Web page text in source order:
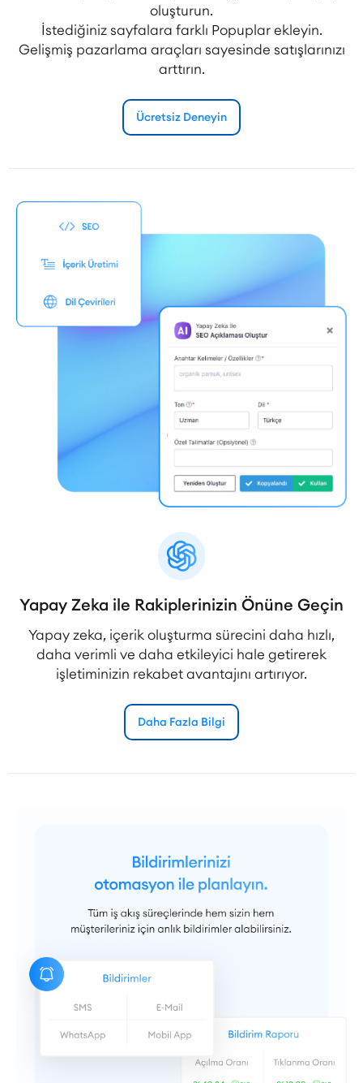
oluşturun.
İstediğiniz sayfalara farklı Popuplar ekleyin.
Gelişmiş pazarlama araçları sayesinde satışlarınızı
arttırın.
Ücretsiz Deneyin
Yapay Zeka ile Rakiplerinizin Önüne Geçin
Yapay zeka, içerik oluşturma sürecini daha hızlı,
daha verimli ve daha etkileyici hale getirerek
işletiminizin rekabet avantajını artırıyor.
Daha Fazla Bilgi